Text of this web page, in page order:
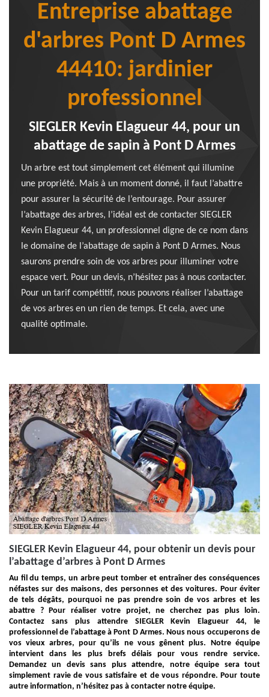
Entreprise abattage
d'arbres Pont D Armes
44410: jardinier
professionnel
SIEGLER Kevin Elagueur 44, pour un
abattage de sapin à Pont D Armes
Un arbre est tout simplement cet élément qui illumine
une propriété. Mais à un moment donné, il faut l’abattre
pour assurer la sécurité de l’entourage. Pour assurer
l’abattage des arbres, l’idéal est de contacter SIEGLER
Kevin Elagueur 44, un professionnel digne de ce nom dans
le domaine de l’abattage de sapin à Pont D Armes. Nous
saurons prendre soin de vos arbres pour illuminer votre
espace vert. Pour un devis, n’hésitez pas à nous contacter.
Pour un tarif compétitif, nous pouvons réaliser l’abattage
de vos arbres en un rien de temps. Et cela, avec une
qualité optimale.
SIEGLER Kevin Elagueur 44, pour obtenir un devis pour
l’abattage d’arbres à Pont D Armes
Au fil du temps, un arbre peut tomber et entraîner des conséquences
néfastes sur des maisons, des personnes et des voitures. Pour éviter
de tels dégâts, pourquoi ne pas prendre soin de vos arbres et les
abattre ? Pour réaliser votre projet, ne cherchez pas plus loin.
Contactez sans plus attendre SIEGLER Kevin Elagueur 44, le
professionnel de l’abattage à Pont D Armes. Nous nous occuperons de
vos vieux arbres, pour qu’ils ne vous gênent plus. Notre équipe
intervient dans les plus brefs délais pour vous rendre service.
Demandez un devis sans plus attendre, notre équipe sera tout
simplement ravie de vous satisfaire et de vous répondre. Pour toute
autre information, n’hésitez pas à contacter notre équipe.